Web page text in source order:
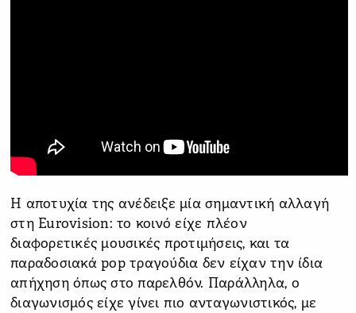
Η αποτυχία της ανέδειξε μία σημαντική αλλαγή
στη Eurovision: το κοινό είχε πλέον
διαφορετικές μουσικές προτιμήσεις, και τα
παραδοσιακά pop τραγούδια δεν είχαν την ίδια
απήχηση όπως στο παρελθόν. Παράλληλα, ο
διαγωνισμός είχε γίνει πιο ανταγωνιστικός, με